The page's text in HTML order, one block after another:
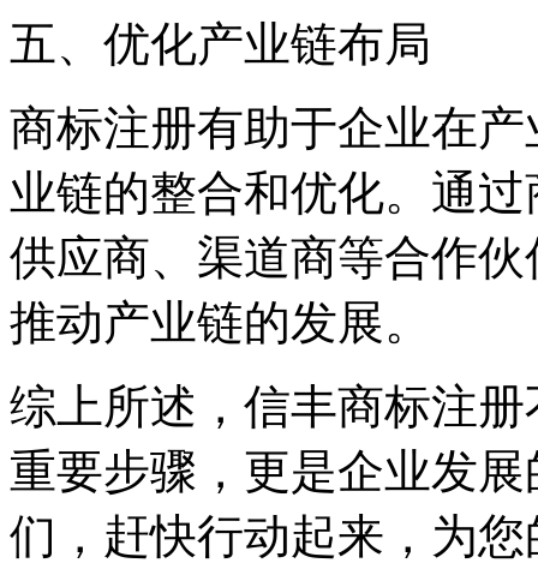
五、优化产业链布局
商标注册有助于企业在
业链的整合和优化。通
供应商、渠道商等合作
推动产业链的发展。
综上所述，信丰商标注
重要步骤，更是企业发
们，赶快行动起来，为